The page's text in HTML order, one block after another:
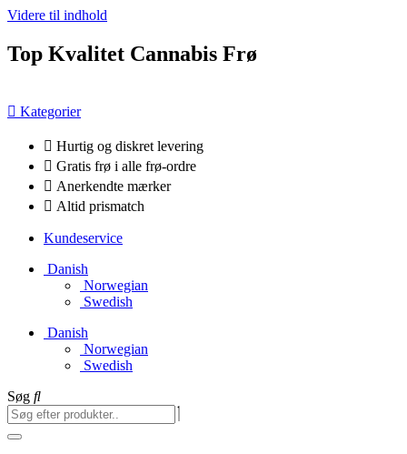
Videre til indhold
Top Kvalitet Cannabis Frø
Kategorier
Hurtig og diskret levering
Gratis frø i alle frø-ordre
Anerkendte mærker
Altid prismatch
Kundeservice
Danish
Norwegian
Swedish
Danish
Norwegian
Swedish
Søg